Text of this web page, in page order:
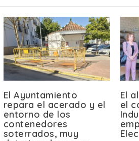
El Ayuntamiento
repara el acerado y el
entorno de los
contenedores
soterrados, muy
El
el